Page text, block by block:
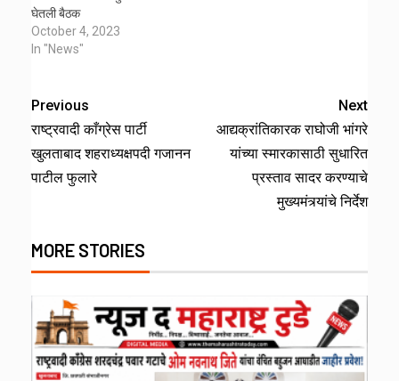
घेतली बैठक
October 4, 2023
In "News"
Previous
राष्ट्रवादी काँग्रेस पार्टी
खुलताबाद शहराध्यक्षपदी गजानन
पाटील फुलारे
Next
आद्यक्रांतिकारक राघोजी भांगरे
यांच्या स्मारकासाठी सुधारित
प्रस्ताव सादर करण्याचे
मुख्यमंत्र्यांचे निर्देश
MORE STORIES